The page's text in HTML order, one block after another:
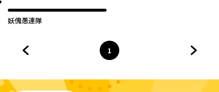
妖傀愚連隊
ページ
1
へ